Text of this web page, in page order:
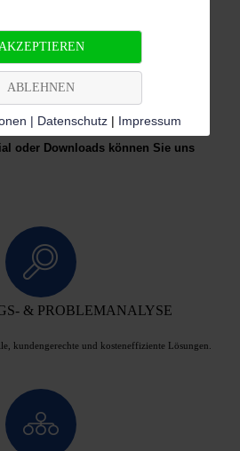
Screen Filters
oder Downloads können Sie uns
& PROBLEMANALYSE
kundengerechte und kosteneffiziente Lösungen.
ABLEHNEN
| Datenschutz| Impressum